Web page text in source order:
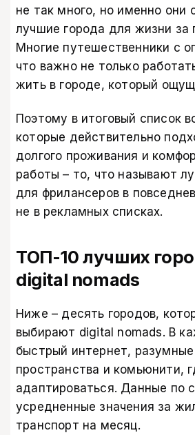
не так много, но именно они
лучшие города для жизни за
Многие путешественники с
что важно не только
жить в городе, который
Поэтому в итоговый список
которые действительно
долгого проживания и
работы – то, что называют
для фрилансеров в
не в рекламных списках.
ТОП-10 лучших
digital nomads
Ниже – десять городов,
выбирают digital nomads. В
быстрый интернет,
пространства и комьюнити,
адаптироваться. Данные по
усредненные значения за
транспорт на месяц.